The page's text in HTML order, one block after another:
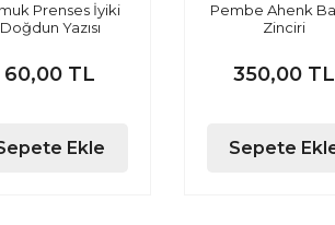
Prenses İyiki
Doğdun Yazısı
60,00 TL
Ekle
Pembe Ahenk
Zinciri
350,00 TL
Sepete